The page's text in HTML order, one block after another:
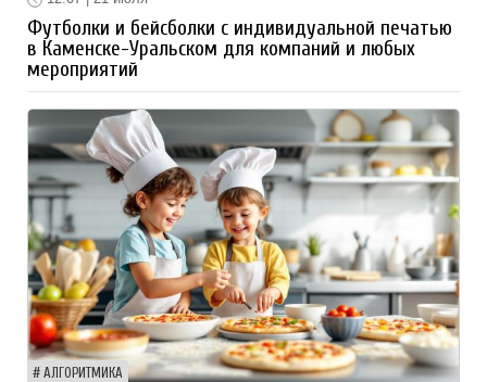
Футболки и бейсболки с индивидуальной печатью
в Каменске-Уральском для компаний и любых
мероприятий
АЛГОРИТМИКА